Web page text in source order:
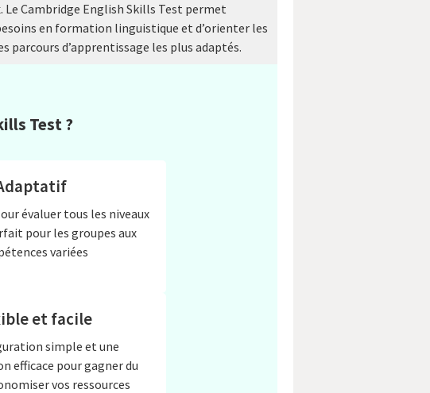
Le Cambridge English Skills Test permet
en formation linguistique et d’orienter les
parcours d’apprentissage les plus adaptés.
Test ?
évaluer tous les niveaux
pour les groupes aux
variées
et facile
simple et une
efficace pour gagner du
vos ressources